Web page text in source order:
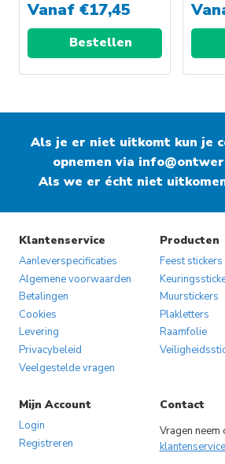
de
productpagina
Vanaf €17,45
Bestellen
meerdere
variaties.
Deze
gekozen
worden
op
productpagina
Als je er niet uitkomt kun je
opnemen via
Als we er écht niet
Klantenservice
Aanleverspecificaties
Algemene voorwaarden
Betalingen
Cookies
Levering
Privacybeleid
Veelgestelde vragen
Producten
Feest stickers
Muurstickers
Plakletters
Raamfolie
Mijn Account
Login
Registreren
Contact
Vragen neem